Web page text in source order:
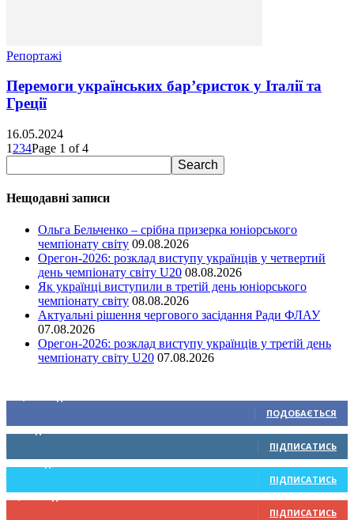
Репортажі
Перемоги українських бар’єристок у Італії та
Греції
16.05.2024
1 234Page 1 of 4
Нещодавні записи
Ольга Бельченко – срібна призерка юніорського
чемпіонату світу 09.08.2026
Орегон-2026: розклад виступу українців у четвертий
день чемпіонату світу U20 08.08.2026
Як українці виступили в третій день юніорського
чемпіонату світу 08.08.2026
Актуальні рішення чергового засідання Ради ФЛАУ
07.08.2026
Орегон-2026: розклад виступу українців у третій день
чемпіонату світу U20 07.08.2026
ПОДОБАЄТЬСЯ
ПІДПИСАТИСЬ
ПІДПИСАТИСЬ
ПІДПИСАТИСЬ